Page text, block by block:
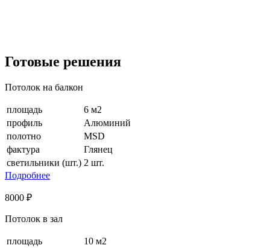
Готовые решения
Потолок на балкон
площадь
6 м2
профиль
Алюминий
полотно
MSD
фактура
Глянец
светильники (шт.) 2 шт.
Подробнее
8000 ₽
Потолок в зал
площадь
10 м2